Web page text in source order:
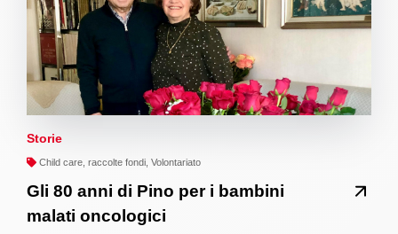
Storie
Child care, raccolte fondi, Volontariato
Gli 80 anni di Pino per i bambini
malati oncologici